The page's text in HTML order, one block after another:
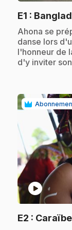
E1 :
.Ahona se
danse lors
l'honneur de
d'y inviter
play_circle
E2 :